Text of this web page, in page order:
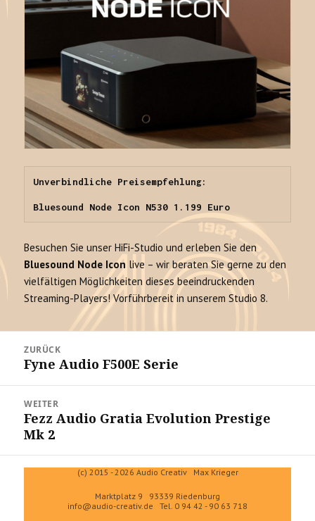
Unverbindliche Preisempfehlung:
Bluesound Node Icon N530 1.199 Euro
Besuchen Sie unser HiFi-Studio und erleben Sie den
Bluesound Node Icon live – wir beraten Sie gerne zu den
vielfältigen Möglichkeiten dieses beeindruckenden
Streaming-Players! Vorführbereit in unserem Studio 8.
Navigation
ZURÜCK
Vorheriger
Fyne Audio F500E Serie
WEITER
Nächster
Beitrag:
Fezz Audio Gratia Evolution Prestige
Mk 2
(c) 2015 - 2026 Audio Creativ Max Krieger
Marktplatz 9 93339 Riedenburg
info@audio-creativ.de Tel. 0 94 42 - 90 63 718